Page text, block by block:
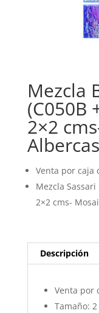
Mezcla
(C050B
2×2
Albercas
Venta por caja
Mezcla Sassari
2×2 cms-
Descripción
Venta por
Tamaño: